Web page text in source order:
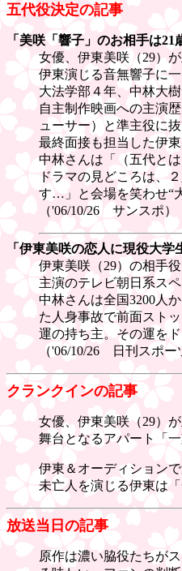
五代役決定の記事
「美咲「響子」のお相手は21
女優、伊東美咲（29）
伊東演じる音無響子に
大法学部４年、中林大
自主制作映画への主演
ューサー）と準主役に抜
最終面接も担当した伊
中林さんは「（五代と
ドラマの見どころは、
す…」と会場を笑わせ“
（'06/10/26 サンスポ）
「伊東美咲の恋人に現役大学
伊東美咲（29）の相手
主演のテレビ朝日系ス
中林さんは全国3200人
た人身事故で前面スト
運の持ち主。その運を
（'06/10/26 日刊スポー
クランクインの記事
女優、伊東美咲（29）
舞台となるアパート「
伊東＆オーディション
未亡人を演じる伊東は
放送当日の記事
原作は濃い脇役たちが